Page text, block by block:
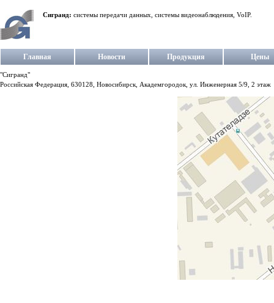
Сигранд: системы передачи данных, системы видеонаблюдения, VoIP.
Главная Новости Продукция Цены
"Сигранд"
Российская Федерация, 630128, Новосибирск, Академгородок, ул. Инженерная 5/9, 2 этаж